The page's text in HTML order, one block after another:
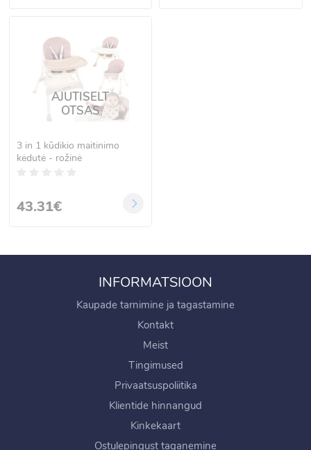
AJUTISELT
OTSAS
3 in 1 kūdikio maitinimo
kėdutė - rožinė
43.31€
INFORMATSIOON
Kaupade tarnimine ja tagastamine
Kontakt
Meist
Tingimused
Privaatsuspoliitika
Klientide hinnangud
Kinkekaart
Ostulepingust taganemine